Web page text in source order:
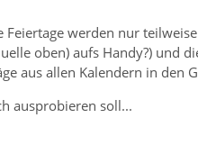
werden nur
oben) aufs Handy?) und
aus allen Kalendern in den
ausprobieren soll...